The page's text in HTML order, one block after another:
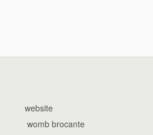
website
womb brocante